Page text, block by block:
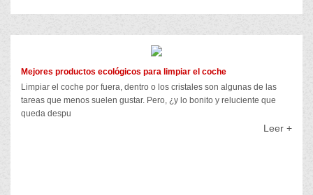
Mejores productos ecológicos para limpiar el coche
Limpiar el coche por fuera, dentro o los cristales son algunas de las
tareas que menos suelen gustar. Pero, ¿y lo bonito y reluciente que
queda despu
Leer +